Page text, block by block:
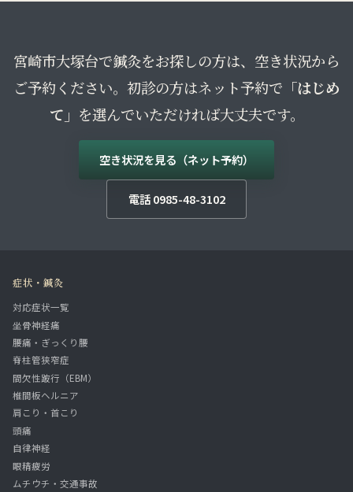
宮崎市大塚台で鍼灸をお探しの方は、空き状況から
ご予約ください。初診の方はネット予約で 「はじめ
て」 を選んでいただければ大丈夫です。
空き状況を見る（ネット予約）
電話 0985-48-3102
症状・鍼灸
対応症状一覧
坐骨神経痛
腰痛・ぎっくり腰
脊柱管狭窄症
間欠性跛行（EBM）
椎間板ヘルニア
肩こり・首こり
頭痛
自律神経
眼精疲労
ムチウチ・交通事故